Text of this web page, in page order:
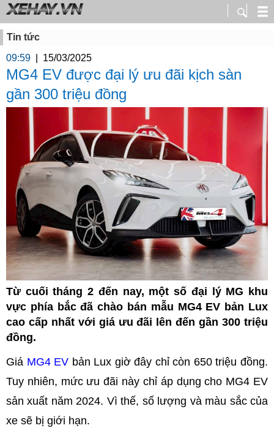
Tin tức
09:59
15/03/2025
MG4 EV được đại lý ưu đãi kịch sàn
gần 300 triệu đồng
Từ cuối tháng 2 đến nay, một số đại lý MG khu
vực phía bắc đã chào bán mẫu MG4 EV bản Lux
cao cấp nhất với giá ưu đãi lên đến gần 300 triệu
đồng.
Giá MG4 EV bản Lux giờ đây chỉ còn 650 triệu đồng.
Tuy nhiên, mức ưu đãi này chỉ áp dụng cho MG4 EV
sản xuất năm 2024. Vì thế, số lượng và màu sắc của
xe sẽ bị giới hạn.